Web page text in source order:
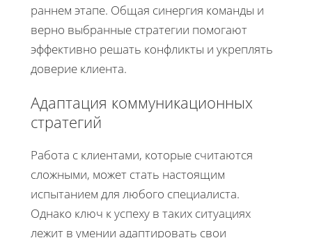
раннем этапе. Общая синергия команды и
верно выбранные стратегии помогают
эффективно решать конфликты и укреплять
доверие клиента.
Адаптация коммуникационных
стратегий
Работа с клиентами, которые считаются
сложными, может стать настоящим
испытанием для любого специалиста.
Однако ключ к успеху в таких ситуациях
лежит в умении адаптировать свои